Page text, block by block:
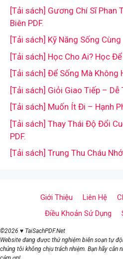
[Tải sách] Gương Chí Sĩ Phan
Biên PDF.
[Tải sách] Kỹ Năng Sống
[Tải sách] Học Cho Ai? Học
[Tải sách] Để Sống Mà Không
[Tải sách] Giỏi Giao Tiếp – Dễ
[Tải sách] Muốn Ít Đi – Hạnh
[Tải sách] Thay Thái Độ Đổi
PDF.
[Tải sách] Trung Thu Cháu
Giới Thiệu Liên Hệ
Điều Khoản Sử Dụng
©2026 ♥ TaiSachPDF.Net
Website đang được thử nghiệm biên soạn tự
chúng tôi không chịu trách nhiệm. Bạn hãy cân